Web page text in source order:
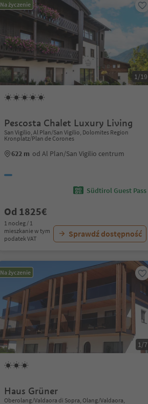
Na życzenie
1/19
Pescosta Chalet Luxury Living
San Vigilio, Al Plan/San Vigilio, Dolomites Region
Kronplatz/Plan de Corones
622 m od Al Plan/San Vigilio centrum
Südtirol Guest Pass
Od 1825€
1 nocleg / 1
mieszkanie w tym
podatek VAT
Sprawdź dostępność
Na życzenie
1/7
Haus Grüner
Oberolang/Valdaora di Sopra, Olang/Valdaora,